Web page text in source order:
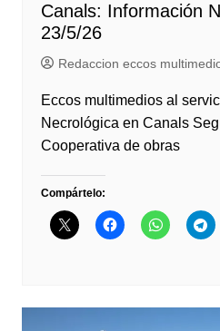
Canals: Información
23/5/26
Redaccion eccos
Eccos multimedios al
Necrológica en Canals
Cooperativa de obras
Compártelo: